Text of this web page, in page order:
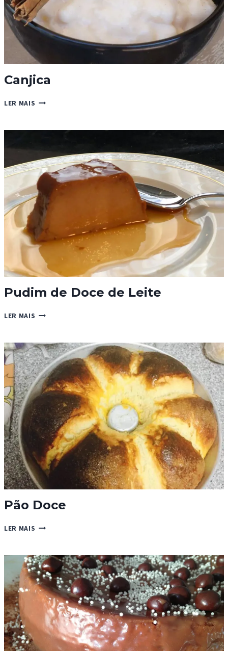
Canjica
LER MAIS CANJICA
Pudim de Doce de Leite
LER MAIS PUDIM
DE
LEITE
Pão Doce
LER MAIS PÃO